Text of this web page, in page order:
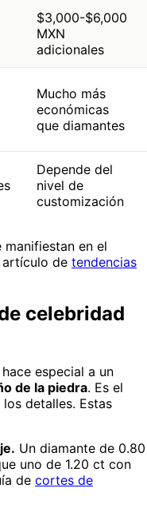
$3,000-$6,000
MXN
adicionales
Mucho más
económicas
que diamantes
Depende del
nivel de
customización
manifiestan en el
artículo de tendencias
celebridad
especial a un
de la piedra. Es el
detalles. Estas
Un diamante de 0.80
uno de 1.20 ct con
de cortes de